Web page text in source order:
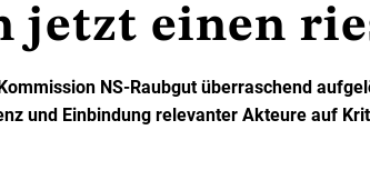
jetzt einen
NS-Raubgut überraschend
und Einbindung relevanter Akteure auf